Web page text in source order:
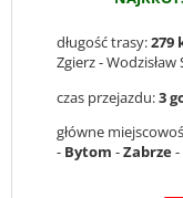
długość trasy:279
Zgierz - Wodzisław
czas przejazdu:3
główne
- Bytom -Zabrze-